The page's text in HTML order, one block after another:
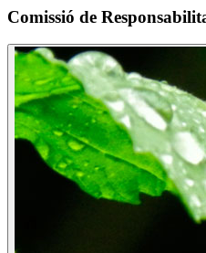
Comissió de